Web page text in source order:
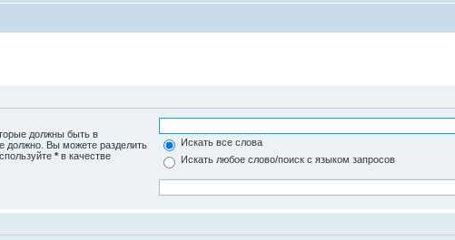
должны быть в
должно. Вы можете разделить
* в качестве
Искать все слова
Искать любое слово/поиск с языком запросов